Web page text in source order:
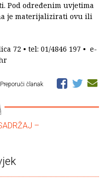
Pod određenim uvjetima
je materijalizirati ovu ili
72 • tel: 01/4846 197 • e-
Preporuči članak
–